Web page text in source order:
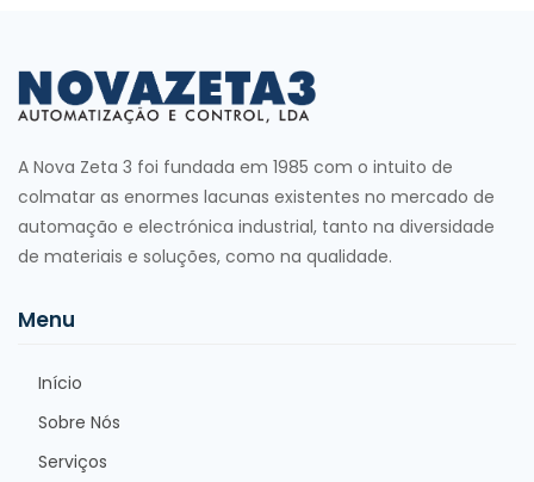
A Nova Zeta 3 foi fundada em 1985 com o intuito de
colmatar as enormes lacunas existentes no mercado de
automação e electrónica industrial, tanto na diversidade
de materiais e soluções, como na qualidade.
Menu
Início
Sobre Nós
Serviços